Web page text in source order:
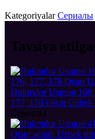
Kategoriyalar Сериалы
Tavsiya
Hukmdor Usmon
177, 178 Qism
Сериалы